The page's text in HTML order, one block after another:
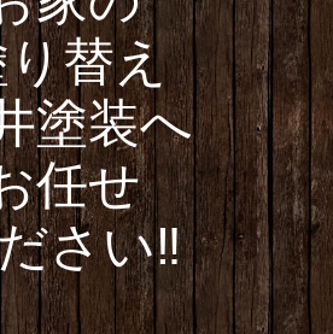
替え
塗装へ
任せ
さい‼️